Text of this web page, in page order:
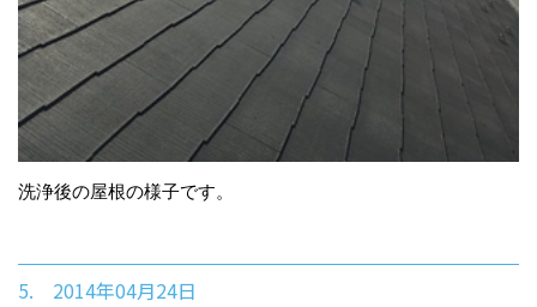
洗浄後の屋根の様子です。
5. 2014年04月24日